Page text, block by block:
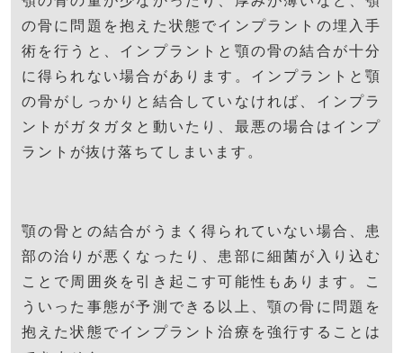
の骨に問題を抱えた状態でインプラントの埋入手
術を行うと、インプラントと顎の骨の結合が十分
に得られない場合があります。インプラントと顎
の骨がしっかりと結合していなければ、インプラ
ントがガタガタと動いたり、最悪の場合はインプ
ラントが抜け落ちてしまいます。
顎の骨との結合がうまく得られていない場合、患
部の治りが悪くなったり、患部に細菌が入り込む
ことで周囲炎を引き起こす可能性もあります。こ
ういった事態が予測できる以上、顎の骨に問題を
抱えた状態でインプラント治療を強行することは